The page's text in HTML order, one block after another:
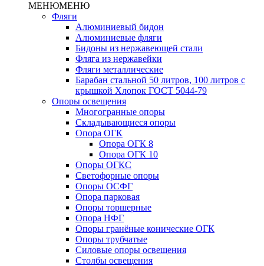
МЕНЮМЕНЮ
Фляги
Алюминиевый бидон
Алюминиевые фляги
Бидоны из нержавеющей стали
Фляга из нержавейки
Фляги металлические
Барабан стальной 50 литров, 100 литров с
крышкой Хлопок ГОСТ 5044-79
Опоры освещения
Многогранные опоры
Складывающиеся опоры
Опора ОГК
Опора ОГК 8
Опора ОГК 10
Опоры ОГКС
Светофорные опоры
Опоры ОСФГ
Опора парковая
Опоры торшерные
Опора НФГ
Опоры гранёные конические ОГК
Опоры трубчатые
Силовые опоры освещения
Столбы освещения